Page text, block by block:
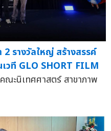
รางวัลใหญ่ สร้างสรรค์
วที GLO SHORT FILM
ะนิเทศศาสตร์ สาขาภาพ